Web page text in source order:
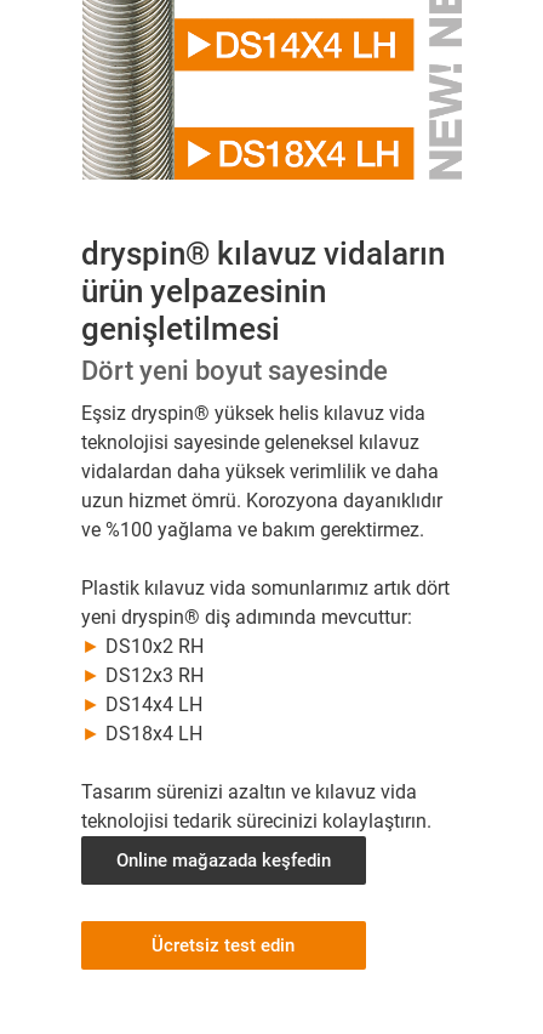
dryspin® kılavuz vidaların
ürün yelpazesinin
genişletilmesi
Dört yeni boyut sayesinde
Eşsiz dryspin® yüksek helis kılavuz vida
teknolojisi sayesinde geleneksel kılavuz
vidalardan daha yüksek verimlilik ve daha
uzun hizmet ömrü. Korozyona dayanıklıdır
ve %100 yağlama ve bakım gerektirmez.
Plastik kılavuz vida somunlarımız artık dört
yeni dryspin® diş adımında mevcuttur:
► DS10x2 RH
► DS12x3 RH
► DS14x4 LH
► DS18x4 LH
Tasarım sürenizi azaltın ve kılavuz vida
teknolojisi tedarik sürecinizi kolaylaştırın.
Online mağazada keşfedin
Ücretsiz test edin